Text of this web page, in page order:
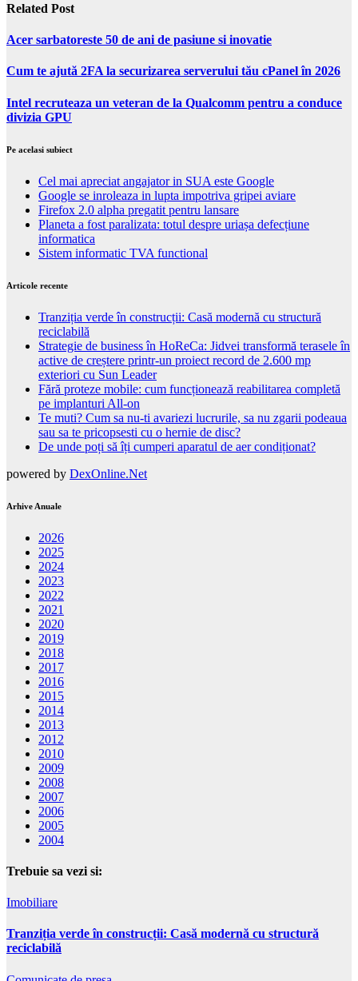
Related Post
Acer sarbatoreste 50 de ani de pasiune si inovatie
Cum te ajută 2FA la securizarea serverului tău cPanel în 2026
Intel recruteaza un veteran de la Qualcomm pentru a conduce
divizia GPU
Pe acelasi subiect
Cel mai apreciat angajator in SUA este Google
Google se inroleaza in lupta impotriva gripei aviare
Firefox 2.0 alpha pregatit pentru lansare
Planeta a fost paralizata: totul despre uriașa defecțiune
informatica
Sistem informatic TVA functional
Articole recente
Tranziția verde în construcții: Casă modernă cu structură
reciclabilă
Strategie de business în HoReCa: Jidvei transformă terasele în
active de creștere printr-un proiect record de 2.600 mp
exteriori cu Sun Leader
Fără proteze mobile: cum funcționează reabilitarea completă
pe implanturi All-on
Te muti? Cum sa nu-ti avariezi lucrurile, sa nu zgarii podeaua
sau sa te pricopsesti cu o hernie de disc?
De unde poți să îți cumperi aparatul de aer condiționat?
powered by DexOnline.Net
Arhive Anuale
2026
2025
2024
2023
2022
2021
2020
2019
2018
2017
2016
2015
2014
2013
2012
2010
2009
2008
2007
2006
2005
2004
Trebuie sa vezi si:
Imobiliare
Tranziția verde în construcții: Casă modernă cu structură
reciclabilă